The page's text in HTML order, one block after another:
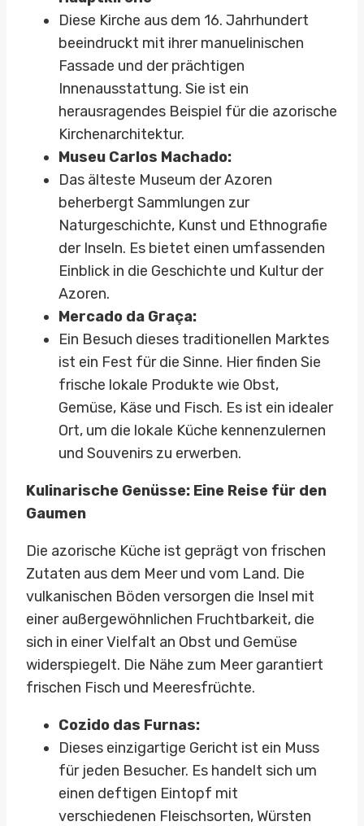
Diese Kirche aus dem 16. Jahrhundert
beeindruckt mit ihrer manuelinischen
Fassade und der prächtigen
Innenausstattung. Sie ist ein
herausragendes Beispiel für die azorische
Kirchenarchitektur.
Museu Carlos Machado:
Das älteste Museum der Azoren
beherbergt Sammlungen zur
Naturgeschichte, Kunst und Ethnografie
der Inseln. Es bietet einen umfassenden
Einblick in die Geschichte und Kultur der
Azoren.
Mercado da Graça:
Ein Besuch dieses traditionellen Marktes
ist ein Fest für die Sinne. Hier finden Sie
frische lokale Produkte wie Obst,
Gemüse, Käse und Fisch. Es ist ein idealer
Ort, um die lokale Küche kennenzulernen
und Souvenirs zu erwerben.
Kulinarische Genüsse: Eine Reise für den
Gaumen
Die azorische Küche ist geprägt von frischen
Zutaten aus dem Meer und vom Land. Die
vulkanischen Böden versorgen die Insel mit
einer außergewöhnlichen Fruchtbarkeit, die
sich in einer Vielfalt an Obst und Gemüse
widerspiegelt. Die Nähe zum Meer garantiert
frischen Fisch und Meeresfrüchte.
Cozido das Furnas:
Dieses einzigartige Gericht ist ein Muss
für jeden Besucher. Es handelt sich um
einen deftigen Eintopf mit
verschiedenen Fleischsorten, Würsten